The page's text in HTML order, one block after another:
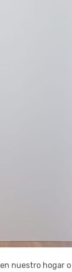
en nuestro hogar o